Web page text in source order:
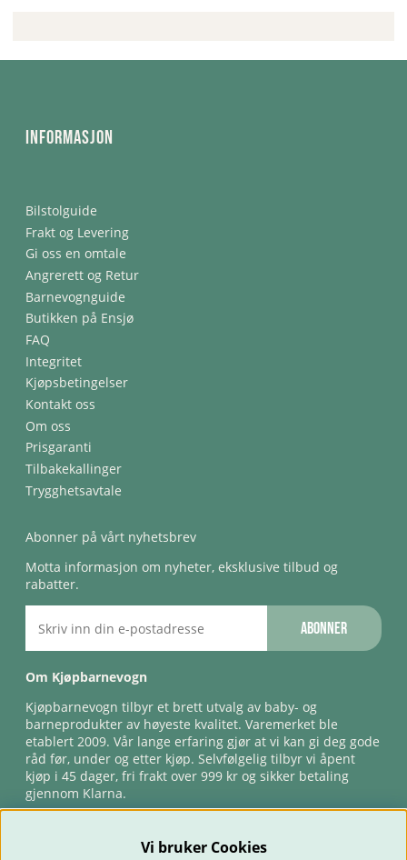
Informasjon
Bilstolguide
Frakt og Levering
Gi oss en omtale
Angrerett og Retur
Barnevognguide
Butikken på Ensjø
FAQ
Integritet
Kjøpsbetingelser
Kontakt oss
Om oss
Prisgaranti
Tilbakekallinger
Trygghetsavtale
Abonner på vårt nyhetsbrev
Motta informasjon om nyheter, eksklusive tilbud og
rabatter.
Abonner
Om Kjøpbarnevogn
Kjøpbarnevogn tilbyr et brett utvalg av baby- og
barneprodukter av høyeste kvalitet. Varemerket ble
etablert 2009. Vår lange erfaring gjør at vi kan gi deg gode
råd før, under og etter kjøp. Selvfølgelig tilbyr vi åpent
kjøp i 45 dager, fri frakt over 999 kr og sikker betaling
gjennom Klarna.
Vi bruker Cookies